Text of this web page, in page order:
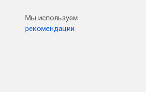
Мы используем
рекомендации.